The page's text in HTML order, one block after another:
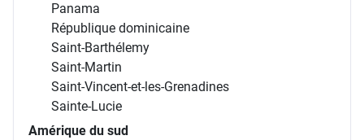
Panama
République dominicaine
Saint-Barthélemy
Saint-Martin
Saint-Vincent-et-les-Grenadines
Sainte-Lucie
Amérique du sud